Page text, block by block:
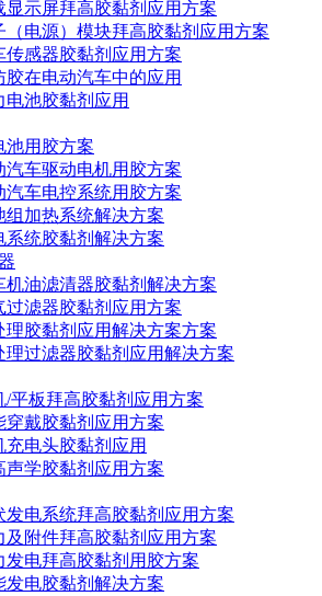
显示屏拜高胶黏剂应用方案
（电源）模块拜高胶黏剂应用方案
传感器胶黏剂应用方案
胶在电动汽车中的应用
电池胶黏剂应用
池用胶方案
汽车驱动电机用胶方案
汽车电控系统用胶方案
组加热系统解决方案
系统胶黏剂解决方案
机油滤清器胶黏剂解决方案
过滤器胶黏剂应用方案
理胶黏剂应用解决方案方案
理过滤器胶黏剂应用解决方案
/平板拜高胶黏剂应用方案
穿戴胶黏剂应用方案
充电头胶黏剂应用
声学胶黏剂应用方案
发电系统拜高胶黏剂应用方案
及附件拜高胶黏剂应用方案
发电拜高胶黏剂用胶方案
发电胶黏剂解决方案